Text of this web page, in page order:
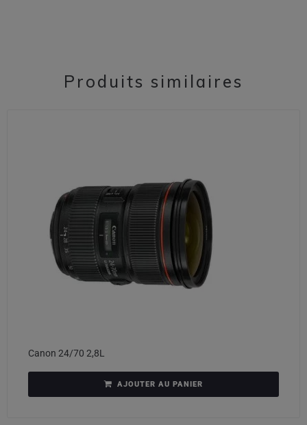
Produits similaires
Canon 24/70 2,8L
AJOUTER AU PANIER